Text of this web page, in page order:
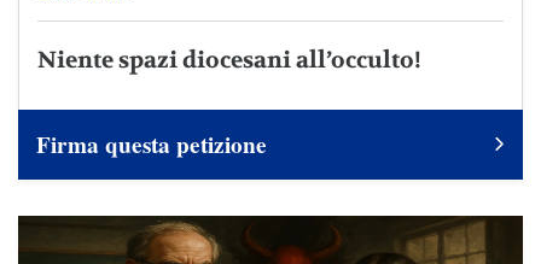
Niente spazi diocesani all’occulto!
Firma questa petizione